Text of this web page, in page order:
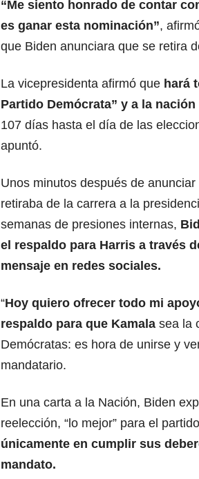
“Me siento honrado de contar
es ganar esta nominación”,
que Biden anunciara que se retira
La vicepresidenta afirmó que hará
Partido Demócrata” y a la
107 días hasta el día de las
apuntó.
Unos minutos después de anunciar
retiraba de la carrera a la
semanas de presiones internas,
el respaldo para Harris a través
mensaje en redes sociales.
“Hoy quiero ofrecer todo mi
respaldo para que Kamala sea la
Demócratas: es hora de unirse y
mandatario.
En una carta a la Nación, Biden
reelección, “lo mejor” para el
únicamente en cumplir sus
mandato.